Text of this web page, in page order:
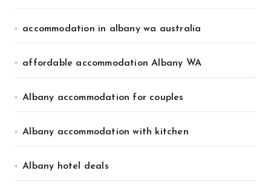
accommodation in albany wa australia
affordable accommodation Albany WA
Albany accommodation for couples
Albany accommodation with kitchen
Albany hotel deals